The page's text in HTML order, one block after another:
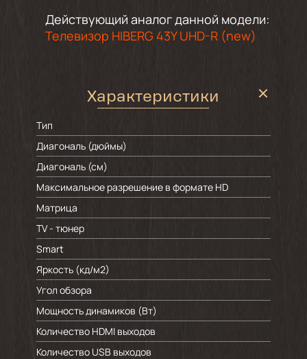
Действующий аналог данной модели:
Телевизор HIBERG 43Y UHD-R (new)
Характеристики
Тип
Диагональ (дюймы)
Диагональ (см)
Максимальное разрешение в формате HD
Матрица
TV - тюнер
Smart
Яркость (кд/м2)
Угол обзора
Мощность динамиков (Вт)
Количество HDMI выходов
Количество USB выходов